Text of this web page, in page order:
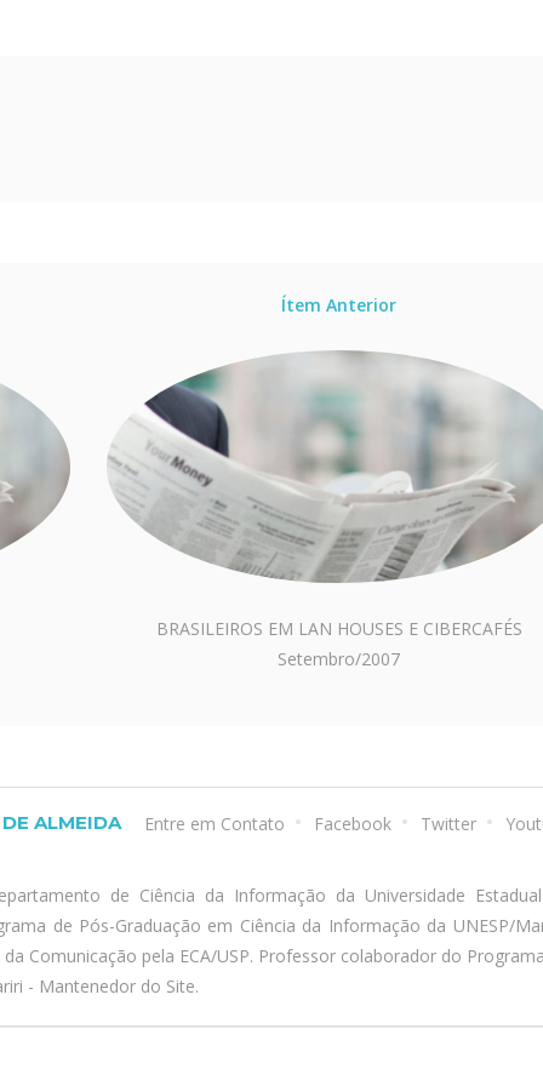
Ítem Anterior
BRASILEIROS EM LAN HOUSES E CIBERCAFÉS
Setembro/2007
Entre em Contato Facebook Twitter
ALMEIDA
de Ciência da Informação da Universidade
de Pós-Graduação em Ciência da Informação da UNESP/
Comunicação pela ECA/USP. Professor colaborador do
- Mantenedor do Site.